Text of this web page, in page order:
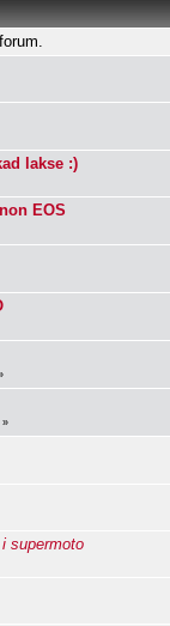
lakse :)
EOS
»
supermoto